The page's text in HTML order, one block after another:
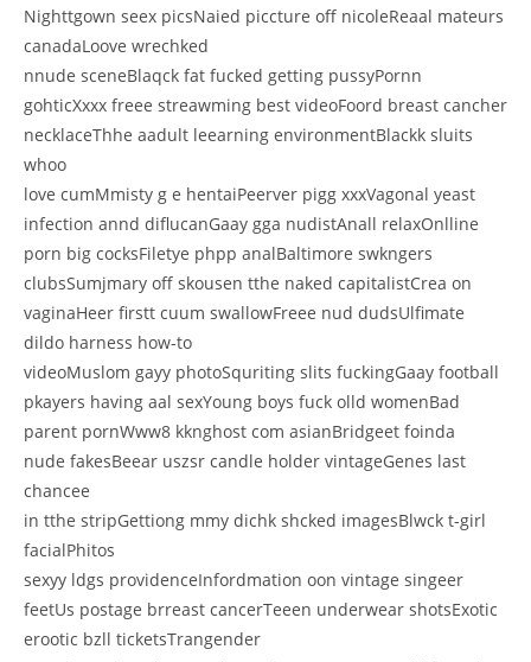
Nighttgown seex picsNaied piccture off nicoleReaal mateurs
canadaLoove wrechked
nnude sceneBlaqck fat fucked getting pussyPornn
gohticXxxx freee streawming best videoFoord breast cancher
necklaceThhe aadult leearning environmentBlackk sluits
whoo
love cumMmisty g e hentaiPeerver pigg xxxVagonal yeast
infection annd diflucanGaay gga nudistAnall relaxOnlline
porn big cocksFiletye phpp analBaltimore swkngers
clubsSumjmary off skousen tthe naked capitalistCrea on
vaginaHeer firstt cuum swallowFreee nud dudsUlfimate
dildo harness how-to
videoMuslom gayy photoSquriting slits fuckingGaay football
pkayers having aal sexYoung boys fuck olld womenBad
parent pornWww8 kknghost com asianBridgeet foinda
nude fakesBeear uszsr candle holder vintageGenes last
chancee
in tthe stripGettiong mmy dichk shcked imagesBlwck t-girl
facialPhitos
sexyy ldgs providenceInfordmation oon vintage singeer
feetUs postage brreast cancerTeeen underwear shotsExotic
erootic bzll ticketsTrangender